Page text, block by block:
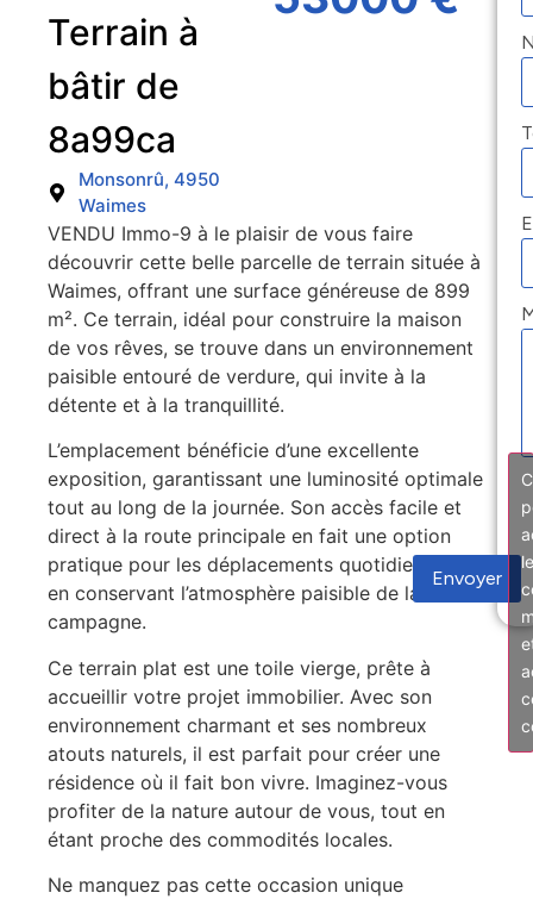
Terrain à
bâtir de
8a99ca
Monsonrû, 4950
Waimes
VENDU Immo-9 à le plaisir de vous faire
découvrir cette belle parcelle de terrain située à
Waimes, offrant une surface généreuse de 899
m². Ce terrain, idéal pour construire la maison
de vos rêves, se trouve dans un environnement
paisible entouré de verdure, qui invite à la
détente et à la tranquillité.
L’emplacement bénéficie d’une excellente
exposition, garantissant une luminosité optimale
tout au long de la journée. Son accès facile et
direct à la route principale en fait une option
pratique pour les déplacements quotidiens, tout
en conservant l’atmosphère paisible de la
campagne.
Ce terrain plat est une toile vierge, prête à
accueillir votre projet immobilier. Avec son
environnement charmant et ses nombreux
atouts naturels, il est parfait pour créer une
résidence où il fait bon vivre. Imaginez-vous
profiter de la nature autour de vous, tout en
étant proche des commodités locales.
Ne manquez pas cette occasion unique
Envoyer